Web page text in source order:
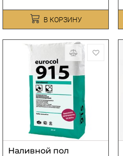
В КОРЗИНУ
Наливной пол